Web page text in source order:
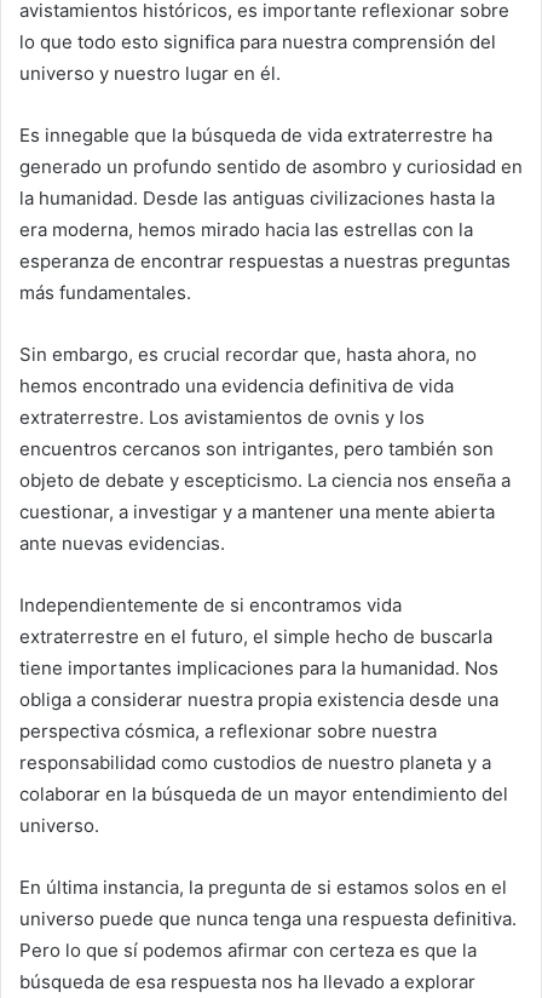
avistamientos históricos, es importante reflexionar sobre
lo que todo esto significa para nuestra comprensión del
universo y nuestro lugar en él.
Es innegable que la búsqueda de vida extraterrestre ha
generado un profundo sentido de asombro y curiosidad en
la humanidad. Desde las antiguas civilizaciones hasta la
era moderna, hemos mirado hacia las estrellas con la
esperanza de encontrar respuestas a nuestras preguntas
más fundamentales.
Sin embargo, es crucial recordar que, hasta ahora, no
hemos encontrado una evidencia definitiva de vida
extraterrestre. Los avistamientos de ovnis y los
encuentros cercanos son intrigantes, pero también son
objeto de debate y escepticismo. La ciencia nos enseña a
cuestionar, a investigar y a mantener una mente abierta
ante nuevas evidencias.
Independientemente de si encontramos vida
extraterrestre en el futuro, el simple hecho de buscarla
tiene importantes implicaciones para la humanidad. Nos
obliga a considerar nuestra propia existencia desde una
perspectiva cósmica, a reflexionar sobre nuestra
responsabilidad como custodios de nuestro planeta y a
colaborar en la búsqueda de un mayor entendimiento del
universo.
En última instancia, la pregunta de si estamos solos en el
universo puede que nunca tenga una respuesta definitiva.
Pero lo que sí podemos afirmar con certeza es que la
búsqueda de esa respuesta nos ha llevado a explorar